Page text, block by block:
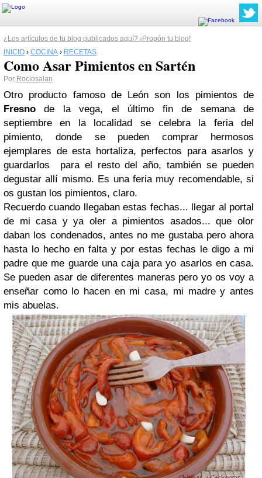
¿Los artículos de tu blog publicados aquí? ¡Propón tu blog!
INICIO › COCINA › RECETAS
Como Asar Pimientos en Sartén
Por Rociosalan
Otro producto famoso de León son los pimientos de
Fresno de la vega, el último fin de semana de
septiembre en la localidad se celebra la feria del
pimiento, donde se pueden comprar hermosos
ejemplares de esta hortaliza, perfectos para asarlos y
guardarlos para el resto del año, también se pueden
degustar allí mismo. Es una feria muy recomendable, si
os gustan los pimientos, claro.
Recuerdo cuando llegaban estas fechas... llegar al portal
de mi casa y ya oler a pimientos asados... que olor
daban los condenados, antes no me gustaba pero ahora
hasta lo hecho en falta y por estas fechas le digo a mi
padre que me guarde una caja para yo asarlos en casa.
Se pueden asar de diferentes maneras pero yo os voy a
enseñar como lo hacen en mi casa, mi madre y antes
mis abuelas.